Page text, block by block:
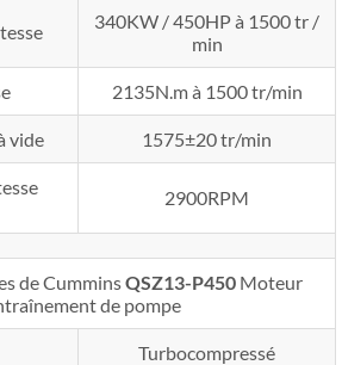
340KW / 450HP à 1500 tr /
min
2135N.m à 1500 tr/min
vide 1575±20 tr/min
2900RPM
de CumminsQSZ13-P450 Moteur
de pompe
Turbocompressé